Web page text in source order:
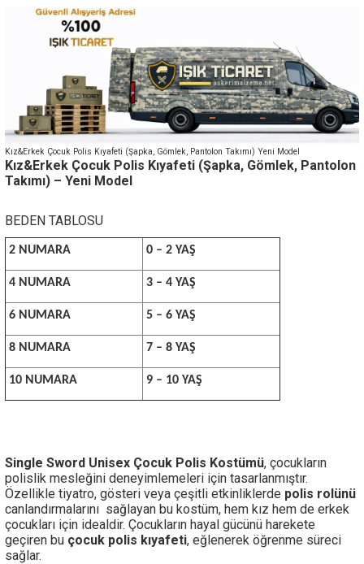
Kız&Erkek Çocuk Polis Kıyafeti (Şapka, Gömlek, Pantolon Takımı) Yeni Model
Kız&Erkek Çocuk Polis Kıyafeti (Şapka, Gömlek, Pantolon
Takımı) – Yeni Model
BEDEN TABLOSU
2 NUMARA 0 – 2 YAŞ
4 NUMARA 3 – 4 YAŞ
6 NUMARA 5 – 6 YAŞ
8 NUMARA 7 – 8 YAŞ
10 NUMARA 9 – 10 YAŞ
Single Sword Unisex Çocuk Polis Kostümü, çocukların
polislik mesleğini deneyimlemeleri için tasarlanmıştır.
Özellikle tiyatro, gösteri veya çeşitli etkinliklerde polis rolünü
canlandırmalarını sağlayan bu kostüm, hem kız hem de erkek
çocukları için idealdir. Çocukların hayal gücünü harekete
geçiren bu çocuk polis kıyafeti, eğlenerek öğrenme süreci
sağlar.